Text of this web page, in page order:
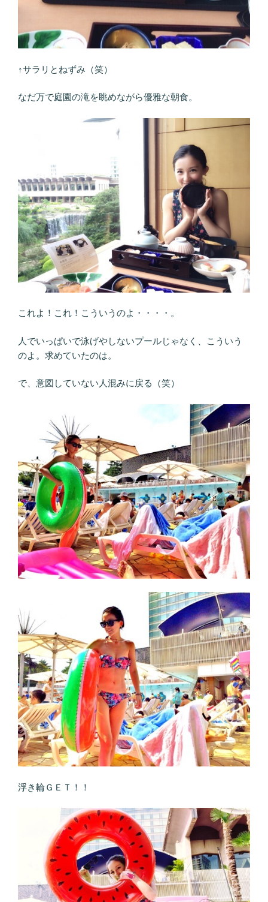
↑サラリとねずみ（笑）
なだ万で庭園の滝を眺めながら優雅な朝食。
これよ！これ！こういうのよ・・・・。
人でいっぱいで泳げやしないプールじゃなく、こういう
のよ。求めていたのは。
で、意図していない人混みに戻る（笑）
浮き輪ＧＥＴ！！